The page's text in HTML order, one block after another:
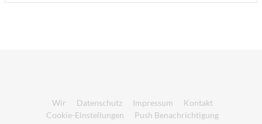
Wir Datenschutz Impressum
Kontakt
Cookie-Einstellungen
Push Benachrichtigung